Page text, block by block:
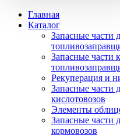
Главная
Каталог
Запасные части
Запасные части
Рекуперация и
Запасные части
кислотовозов
Элементы
Запасные части
кормовозов